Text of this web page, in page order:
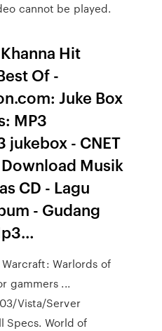
cannot be played.
Hit
Of -
Juke Box
MP3
jukebox - CNET
Musik
CD - Lagu
- Gudang
Warcraft: Warlords of
gammers ...
Vista/Server
Specs. World of